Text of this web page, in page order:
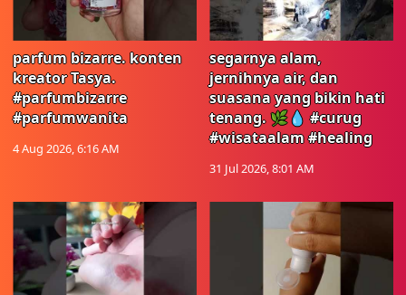
parfum bizarre. konten
kreator Tasya.
#parfumbizarre
#parfumwanita
4 Aug 2026, 6:16 AM
segarnya alam,
jernihnya air, dan
suasana yang bikin hati
tenang. 🌿💧 #curug
#wisataalam #healing
31 Jul 2026, 8:01 AM